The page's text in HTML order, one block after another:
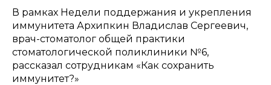
В рамках Недели поддержания и укрепления
иммунитета Архипкин Владислав Сергеевич,
врач-стоматолог общей практики
стоматологической поликлиники №6,
рассказал сотрудникам «Как сохранить
иммунитет?»